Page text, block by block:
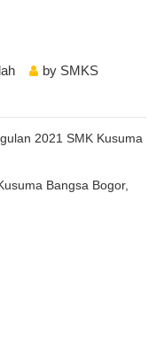
by SMKS
2021 SMK Kusuma
Bangsa Bogor,